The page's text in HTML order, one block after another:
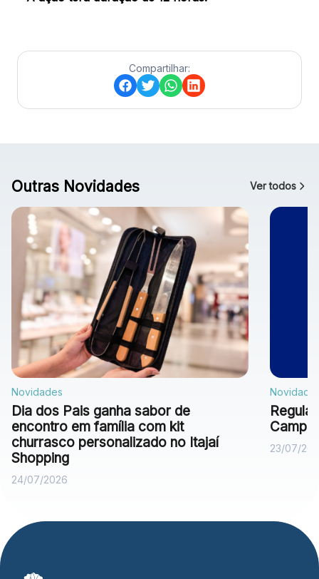
Compartilhar:
Outras Novidades Ver todos
Novidades
Dia dos Pais ganha sabor de
encontro em família com kit
churrasco personalizado no Itajaí
Shopping
24/07/2026
23/07/